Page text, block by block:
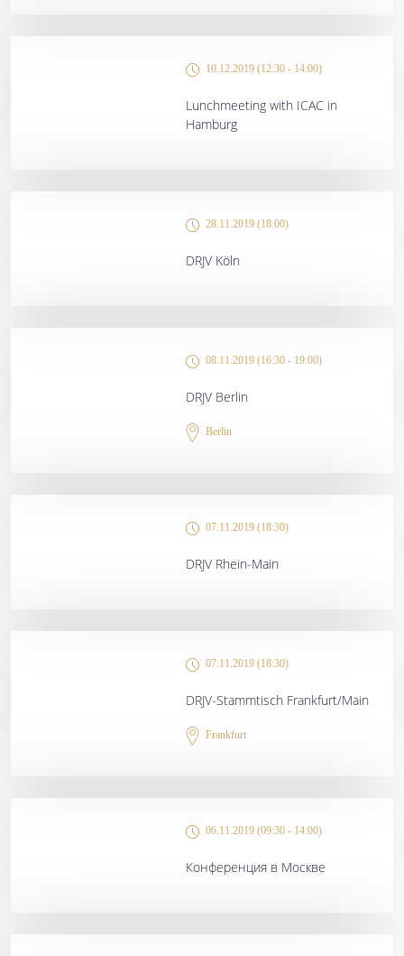
10.12.2019 (12:30 - 14:00)
Lunchmeeting with ICAC in
Hamburg
28.11.2019 (18:00)
DRJV Köln
08.11.2019 (16:30 - 19:00)
DRJV Berlin
Berlin
07.11.2019 (18:30)
DRJV Rhein-Main
07.11.2019 (18:30)
DRJV-Stammtisch Frankfurt/Main
Frankfurt
06.11.2019 (09:30 - 14:00)
Конференция в Москве